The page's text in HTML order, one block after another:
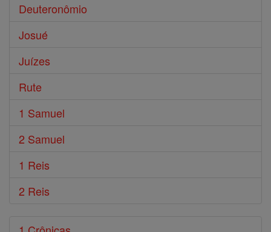
Deuteronômio
Josué
Juízes
Rute
1 Samuel
2 Samuel
1 Reis
2 Reis